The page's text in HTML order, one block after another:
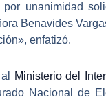
unanimidad
Benavides
, enfatizó.
Ministerio del
Nacional de